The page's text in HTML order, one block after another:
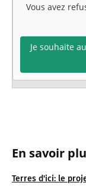
En savoir
Terres d'ici: le
Vous avez
Je souhaite